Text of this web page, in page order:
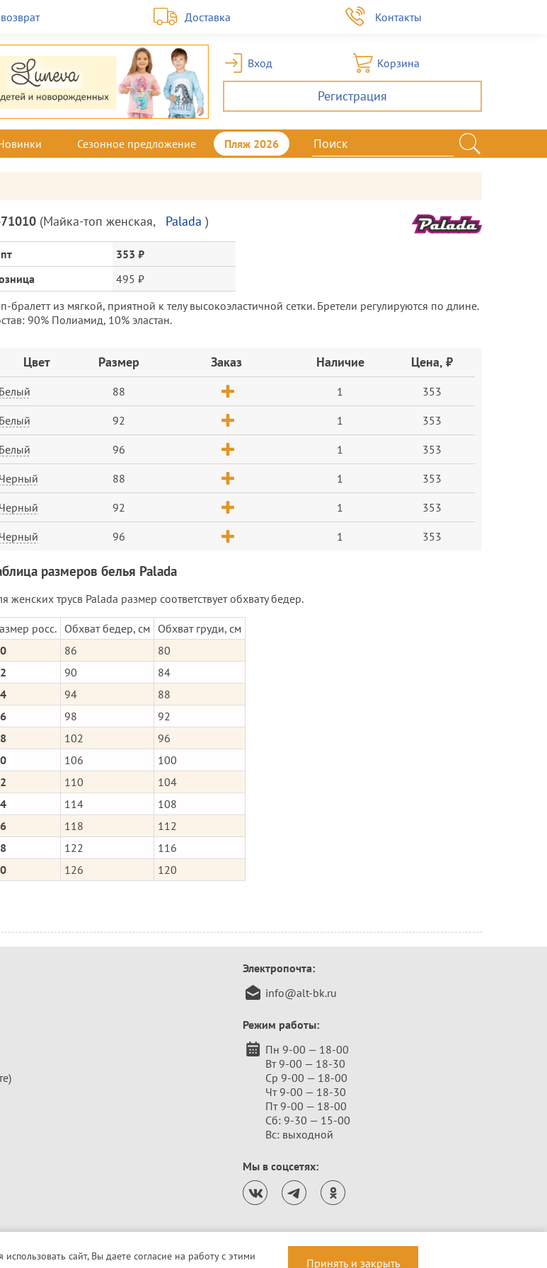
Доставка Контакты
Вход Корзина
Регистрация
Сезонное предложение Пляж 2026
(Майка-топ женская, Palada )
353 ₽
495 ₽
бралетт из мягкой, приятной к телу высокоэластичной сетки. Бретели регулируются по длине.
90% Полиамид, 10% эластан.
ЗаказЦвет Размер Заказ Наличие Цена, ₽
Белый 88 1 353
Белый 92 1 353
Белый 96 1 353
Черный 88 1 353
Черный 92 1 353
Черный 96 1 353
размеров белья Palada
женских трусв Palada размер соответствует обхвату бедер.
росс. Обхват бедер, см
Обхват груди, см
86
80
90
84
94
88
98
92
102
96
106
100
110
104
114
108
118
112
122
116
126 120
Электропочта:
info@alt-bk.ru
Режим работы:
Пн 9-00 — 18-00
Вт 9-00 — 18-30
Ср 9-00 — 18-00
Чт 9-00 — 18-30
Пт 9-00 — 18-00
Сб: 9-30 — 15-00
Вс: выходной
Мы в соцсетях:
сайт, Вы даете согласие на работу с этими
Принять и закрыть